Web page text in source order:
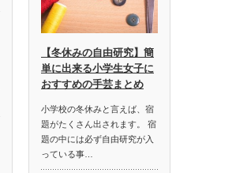
【冬休みの自由研究】簡
単に出来る小学生女子に
おすすめの手芸まとめ
小学校の冬休みと言えば、宿
題がたくさん出されます。 宿
題の中には必ず自由研究が入
っている事…